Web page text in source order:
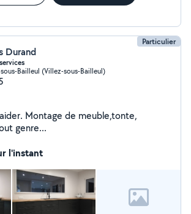
Particulier
Durand
Bailleul (Villez-sous-Bailleul)
Montage de meuble,tonte,
genre...
l'instant